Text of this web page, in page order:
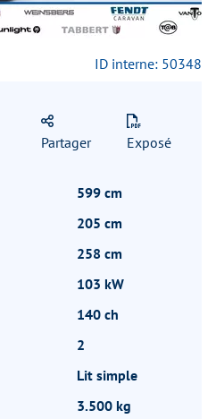
ID interne: 50348
Partager Exposé
599 cm
205 cm
258 cm
103 kW
140 ch
2
Lit simple
3.500 kg